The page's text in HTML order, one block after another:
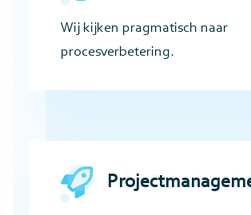
Wij kijken pragmatisch naar
procesverbetering.